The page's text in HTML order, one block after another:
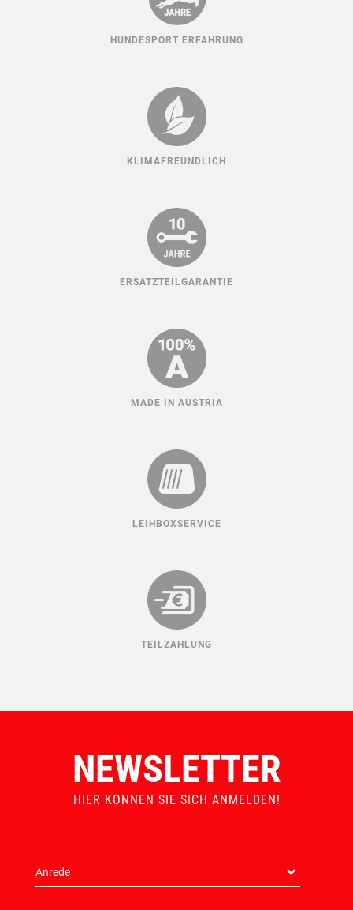
HUNDESPORT ERFAHRUNG
KLIMAFREUNDLICH
ERSATZTEILGARANTIE
MADE IN AUSTRIA
LEIHBOXSERVICE
TEILZAHLUNG
NEWSLETTER
HIER KONNEN SIE SICH ANMELDEN!